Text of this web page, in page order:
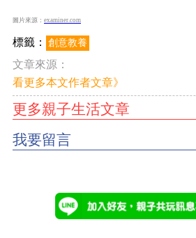
圖片來源： examiner.com
標籤： 創意教養
文章來源：
看更多本文作者文章》
更多親子生活文章
我要留言